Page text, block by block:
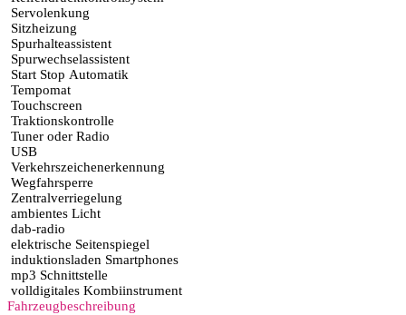
Servolenkung
Sitzheizung
Spurhalteassistent
Spurwechselassistent
Start Stop Automatik
Tempomat
Touchscreen
Traktionskontrolle
Tuner oder Radio
USB
Verkehrszeichenerkennung
Wegfahrsperre
Zentralverriegelung
ambientes Licht
dab-radio
elektrische Seitenspiegel
induktionsladen Smartphones
mp3 Schnittstelle
volldigitales Kombiinstrument
Fahrzeugbeschreibung